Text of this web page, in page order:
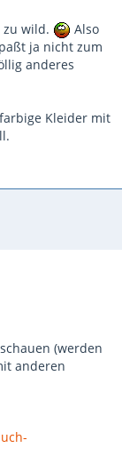
zu wild.
Also
ja nicht zum
anderes
Kleider mit
(werden
anderen